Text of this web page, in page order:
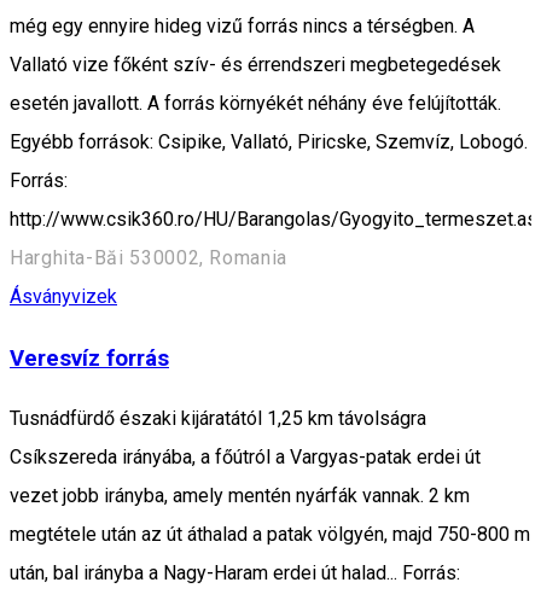
még egy ennyire hideg vizű forrás nincs a térségben. A
Vallató vize főként szív- és érrendszeri megbetegedések
esetén javallott. A forrás környékét néhány éve felújították.
Egyébb források: Csipike, Vallató, Piricske, Szemvíz, Lobogó.
Forrás:
http://www.csik360.ro/HU/Barangolas/
Harghita-Băi 530002, Romania
Ásványvizek
Veresvíz forrás
Tusnádfürdő északi kijáratától 1,25 km távolságra
Csíkszereda irányába, a főútról a Vargyas-patak erdei út
vezet jobb irányba, amely mentén nyárfák vannak. 2 km
megtétele után az út áthalad a patak völgyén, majd 750-800 m
után, bal irányba a Nagy-Haram erdei út halad... Forrás: